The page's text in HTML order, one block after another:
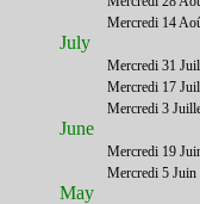
Mercredi 14
July
Mercredi 31
Mercredi 17
Mercredi 3
June
Mercredi 19
Mercredi 5 Juin
May